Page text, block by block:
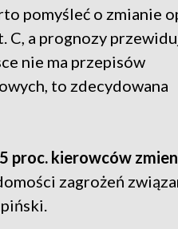
pomyśleć o zmianie
C, a prognozy
nie ma przepisów
to zdecydowana
proc. kierowców
zagrożeń